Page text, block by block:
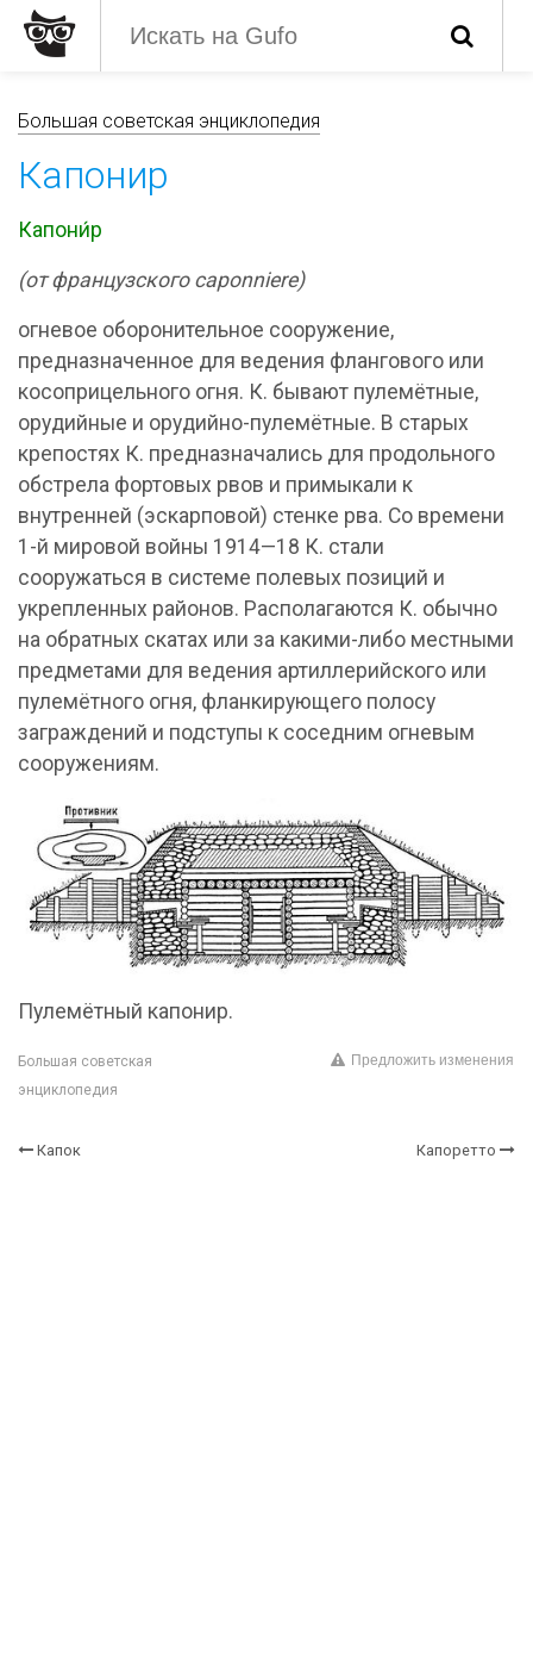
Большая советская энциклопедия
Капонир
Капони́р
(от французского caponniere)
огневое оборонительное сооружение,
предназначенное для ведения флангового или
косоприцельного огня. К. бывают пулемётные,
орудийные и орудийно-пулемётные. В старых
крепостях К. предназначались для продольного
обстрела фортовых рвов и примыкали к
внутренней (эскарповой) стенке рва. Со времени
1-й мировой войны 1914—18 К. стали
сооружаться в системе полевых позиций и
укрепленных районов. Располагаются К. обычно
на обратных скатах или за какими-либо местными
предметами для ведения артиллерийского или
пулемётного огня, фланкирующего полосу
заграждений и подступы к соседним огневым
сооружениям.
Пулемётный капонир.
Большая советская
энциклопедия
Предложить изменения
Капок Капоретто